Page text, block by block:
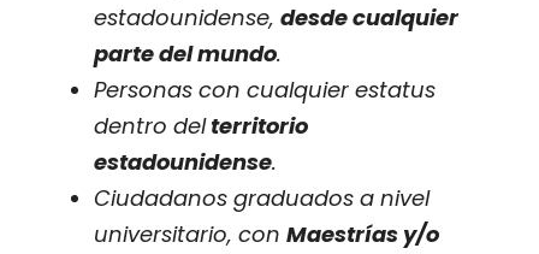
estadounidense, desde cualquier
parte del mundo.
Personas con cualquier estatus
dentro delterritorio
estadounidense.
Ciudadanos graduados a nivel
universitario, con Maestrías y/o